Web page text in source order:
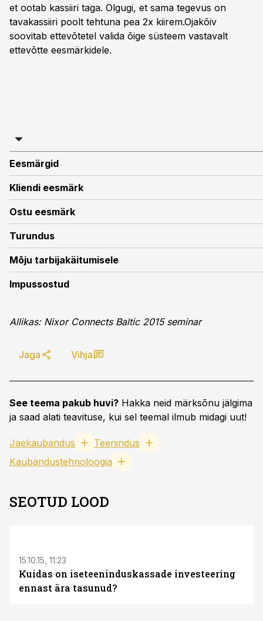
et ootab kassiiri taga. Olgugi, et sama tegevus on
tavakassiiri poolt tehtuna pea 2x kiirem.Ojakõiv
soovitab ettevõtetel valida õige süsteem vastavalt
ettevõtte eesmärkidele.
Eesmärgid
Kliendi eesmärk
Ostu eesmärk
Turundus
Mõju tarbijakäitumisele
Impussostud
Allikas: Nixor Connects Baltic 2015 seminar
Jaga Vihja
See teema pakub huvi? Hakka neid märksõnu jälgima
ja saad alati teavituse, kui sel teemal ilmub midagi uut!
Jaekaubandus
Teenindus
Kaubandustehnoloogia
SEOTUD LOOD
15.10.15, 11:23
Kuidas on iseteeninduskassade investeering
ennast ära tasunud?